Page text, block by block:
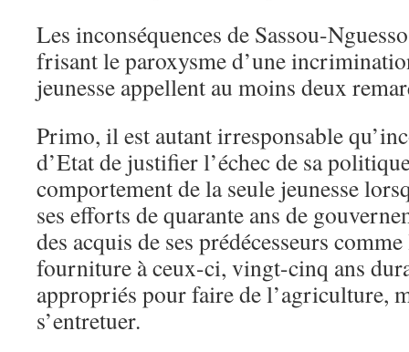
Les inconséquences de Sassou-
frisant le paroxysme d’une
jeunesse appellent au moins deux
Primo, il est autant irresponsable
d’Etat de justifier l’échec de sa
comportement de la seule jeunesse
ses efforts de quarante ans de
des acquis de ses prédécesseurs
fourniture à ceux-ci, vingt-cinq ans
appropriés pour faire de l’agriculture,
s’entretuer.